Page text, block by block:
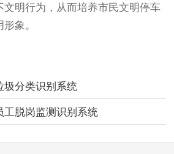
文明行为，从而培养市民文明停车
象。
圾分类识别系统
工脱岗监测识别系统